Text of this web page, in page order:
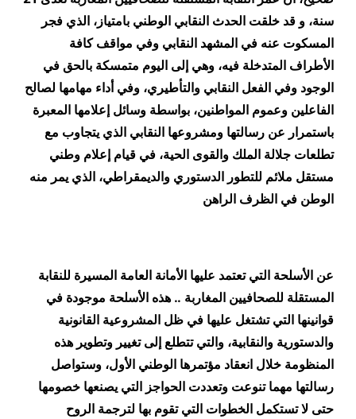
سنة، و قد خلقت الحدث النقابي الوطني بامتياز، الذي فجر
المسكوت عنه في المشهد النقابي وفي مواقف كافة
الأطراف المتدخلة فيه، وهي إلى اليوم متمسكة بالحق في
الوجود وفي الفعل النقابي والتأطيري، وفي أداء مهامها لصالح
الفاعلين وعموم المواطنين، بواسطة وسائل إعلامها المعبرة
باستمرار عن رسالتها ومشروعها النقابي الذي يتجاوب مع
تطلعات جلالة الملك والقوى الحية، في قيام إعلام وطني
مستقل ملائم للتطور الدستوري والديمقراطي، الذي يمر منه
الوطن في الظرف الراهن
عن الأسلحة التي تعتمد عليها الأمانة العامة المسيرة للنقابة
المستقلة للصحافيين المغاربة .. هذه الأسلحة موجودة في
قوانينها التي تشتغل عليها في ظل المشروعية القانونية
والدستورية والنقابية، والتي تتطلع إلى تغيير وتطوير هذه
المنظومة خلال انعقاد مؤتمرها الوطني الأول، وستواصل
رسالتها مهما تنوعت وتعددت الحواجز التي يصنعها خصومها
حتى لا تستكمل الخطوات التي تقوم بها لترجمة الروح